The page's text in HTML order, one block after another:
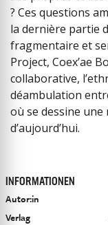
? Ces questions
la dernière partie
fragmentaire et
Project, Coex’ae
collaborative,
déambulation
où se dessine
d’aujourd’hui.
INFORMATIONEN
Autor:in
Verlag